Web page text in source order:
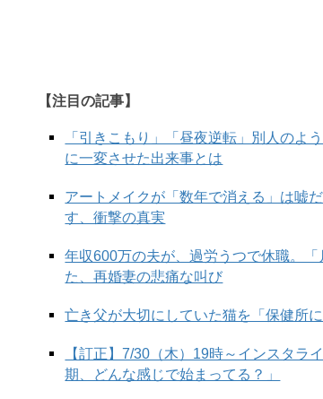
【注目の記事】
「引きこもり」「昼夜逆転」別人のよ
に一変させた出来事とは
アートメイクが「数年で消える」は嘘
す、衝撃の真実
年収600万の夫が、過労うつで休職。
た、再婚妻の悲痛な叫び
亡き父が大切にしていた猫を「保健所
【訂正】7/30（木）19時～インスタ
期、どんな感じで始まってる？」